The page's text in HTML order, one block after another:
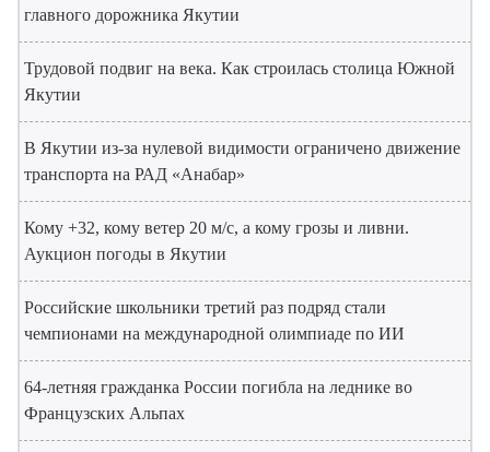
главного дорожника Якутии
Трудовой подвиг на века. Как строилась столица Южной
Якутии
В Якутии из-за нулевой видимости ограничено движение
транспорта на РАД «Анабар»
Кому +32, кому ветер 20 м/с, а кому грозы и ливни.
Аукцион погоды в Якутии
Российские школьники третий раз подряд стали
чемпионами на международной олимпиаде по ИИ
64-летняя гражданка России погибла на леднике во
Французских Альпах